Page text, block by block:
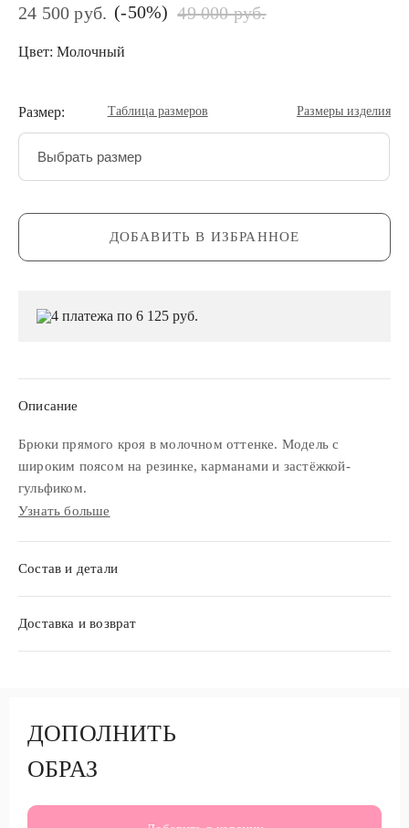
24 500 руб. (-50%) 49 000 руб.
Цвет: Молочный
Размер: Таблица размеров Размеры изделия
Выбрать размер
ДОБАВИТЬ В ИЗБРАННОЕ
4 платежа по 6 125 руб.
Описание
Брюки прямого кроя в молочном оттенке. Модель с
широким поясом на резинке, карманами и застёжкой-
гульфиком.
Узнать больше
Состав и детали
Доставка и возврат
ДОПОЛНИТЬ
ОБРАЗ